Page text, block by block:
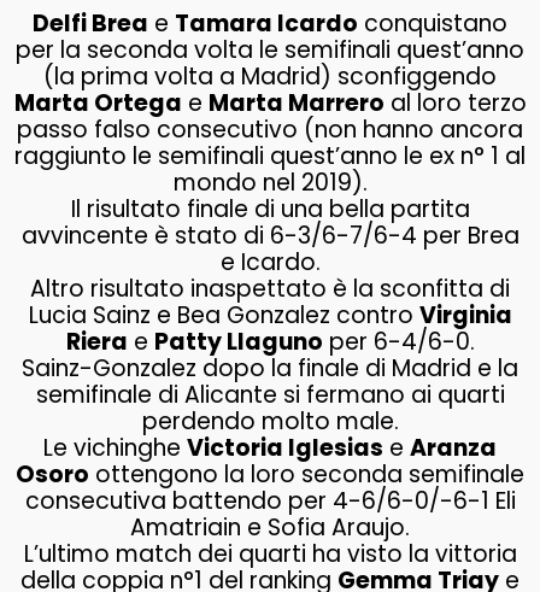
Delfi Brea e Tamara Icardo conquistano
per la seconda volta le semifinali quest’anno
(la prima volta a Madrid) sconfiggendo
Marta Ortega e Marta Marrero al loro terzo
passo falso consecutivo (non hanno ancora
raggiunto le semifinali quest’anno le ex n° 1 al
mondo nel 2019).
Il risultato finale di una bella partita
avvincente è stato di 6-3/6-7/6-4 per Brea
e Icardo.
Altro risultato inaspettato è la sconfitta di
Lucia Sainz e Bea Gonzalez contro Virginia
Riera e Patty Llaguno per 6-4/6-0.
Sainz-Gonzalez dopo la finale di Madrid e la
semifinale di Alicante si fermano ai quarti
perdendo molto male.
Le vichinghe Victoria Iglesias e Aranza
Osoro ottengono la loro seconda semifinale
consecutiva battendo per 4-6/6-0/-6-1 Eli
Amatriain e Sofia Araujo.
L’ultimo match dei quarti ha visto la vittoria
della coppia n°1 del ranking Gemma Triay e